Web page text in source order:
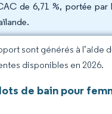
de 6,71 %, portée par
sont générés à l’aide
disponibles en 2026.
de bain pour